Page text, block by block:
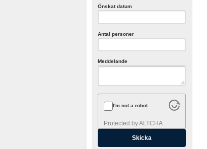
Önskat datum
Antal personer
Meddelande
I'm not a robot
Protected byALTCHA